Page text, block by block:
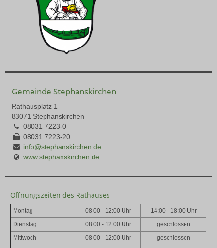
Gemeinde Stephanskirchen
Rathausplatz 1
83071 Stephanskirchen
08031 7223-0
08031 7223-20
info@stephanskirchen.de
www.stephanskirchen.de
Öffnungszeiten des Rathauses
Montag 08:00 - 12:00 Uhr 14:00 - 18:00 Uhr
Dienstag 08:00 - 12:00 Uhr geschlossen
Mittwoch 08:00 - 12:00 Uhr geschlossen